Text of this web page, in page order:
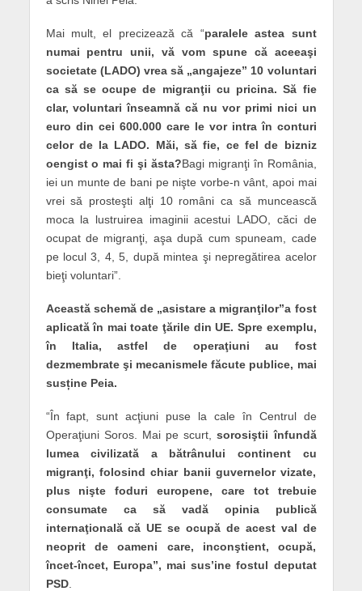
Mai mult, el precizează că “paralele astea sunt
numai pentru unii, vă vom spune că aceeaşi
societate (LADO) vrea să „angajeze” 10 voluntari
ca să se ocupe de migranţii cu pricina. Să fie
clar, voluntari înseamnă că nu vor primi nici un
euro din cei 600.000 care le vor intra în conturi
celor de la LADO. Măi, să fie, ce fel de bizniz
oengist o mai fi şi ăsta?Bagi migranţi în România,
iei un munte de bani pe nişte vorbe-n vânt, apoi mai
vrei să prosteşti alţi 10 români ca să muncească
moca la lustruirea imaginii acestui LADO, căci de
ocupat de migranţi, aşa după cum spuneam, cade
pe locul 3, 4, 5, după mintea şi nepregătirea acelor
bieţi voluntari”.
Această schemă de „asistare a migranţilor”a fost
aplicată în mai toate ţările din UE. Spre exemplu,
în Italia, astfel de operaţiuni au fost
dezmembrate şi mecanismele făcute publice, mai
susține Peia.
“În fapt, sunt acţiuni puse la cale în Centrul de
Operaţiuni Soros. Mai pe scurt,sorosiştii înfundă
lumea civilizată a bătrânului continent cu
migranţi, folosind chiar banii guvernelor vizate,
plus nişte foduri europene, care tot trebuie
consumate ca să vadă opinia publică
internaţională că UE se ocupă de acest val de
neoprit de oameni care, inconştient, ocupă,
încet-încet, Europa”, mai sus’ine fostul deputat
PSD.